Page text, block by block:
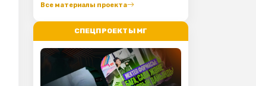
Все материалы проекта
СПЕЦПРОЕКТЫ МГ